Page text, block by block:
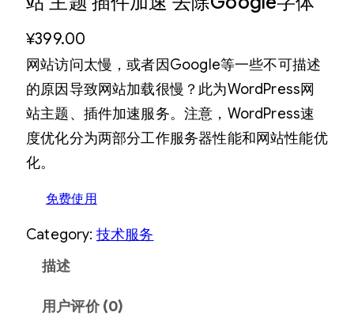
¥399.00
网站访问太慢，或者因Google等一些不可描述
的原因导致网站加载很慢？此为WordPress网
站主题、插件加速服务。注意，WordPress速
度优化分为两部分工作服务器性能和网站性能优
化。
免费使用
Category: 技术服务
描述
用户评价 (0)